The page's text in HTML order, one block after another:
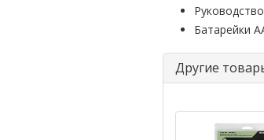
Батарейки
Другие